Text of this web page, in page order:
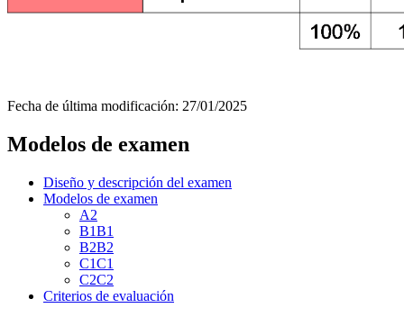
Fecha de última modificación: 27/01/2025
Modelos de examen
Diseño y descripción del examen
Modelos de examen
A2
B1B1
B2B2
C1C1
C2C2
Criterios de evaluación